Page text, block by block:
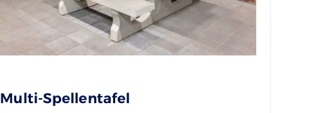
Multi-Spellentafel